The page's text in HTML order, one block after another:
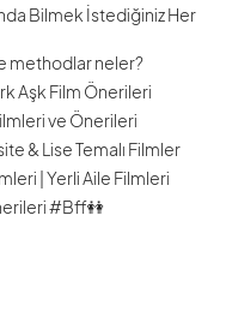
Bilmek İstediğiniz Her
methodlar neler?
Aşk Film Önerileri
ve Önerileri
& Lise Temalı Filmler
| Yerli Aile Filmleri
#Bff👭